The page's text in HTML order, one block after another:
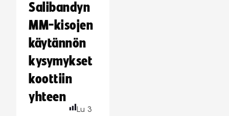
Salibandyn
MM-kisojen
käytännön
kysymykset
koottiin
yhteen
Lu 3